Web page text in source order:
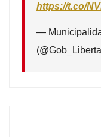
https://t.co/
—